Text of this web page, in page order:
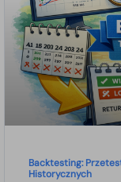
Backtesting:
Historycznych